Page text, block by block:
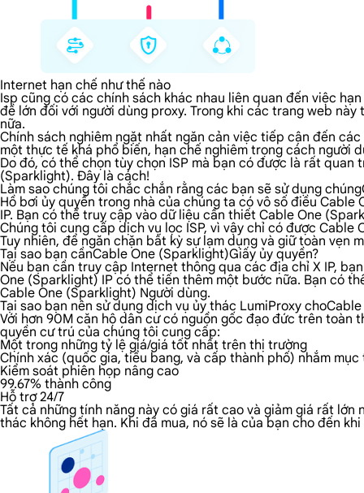
Internet hạn chế như thế nào
Isp cũng có các chính sách khác nhau liên quan đến việc
đề lớn đối với người dùng proxy. Trong khi các trang web
nữa.
Chính sách nghiêm ngặt nhất ngăn cản việc tiếp cận đến
một thực tế khá phổ biến, hạn chế nghiêm trọng cách người
Do đó, có thể chọn tùy chọn ISP mà bạn có được là rất
(Sparklight). Đây là cách!
Làm sao chúng tôi chắc chắn rằng các bạn sẽ sử dụng
Hồ bơi ủy quyền trong nhà của chúng ta có vô số điều
IP. Bạn có thể truy cập vào dữ liệu cần thiết Cable One
Chúng tôi cung cấp dịch vụ lọc ISP, vì vậy chỉ có được
Tuy nhiên, để ngăn chặn bất kỳ sự lạm dụng và giữ toàn
Tại sao bạn cầnCable One (Sparklight)Giấy ủy quyền?
Nếu bạn cần truy cập Internet thông qua các địa chỉ X IP,
One (Sparklight) IP có thể tiến thêm một bước nữa. Bạn có
Cable One (Sparklight) Người dùng.
Tại sao bạn nên sử dụng dịch vụ ủy thác LumiProxy
Với hơn 90M căn hộ dân cư có nguồn gốc đạo đức trên toàn
quyền cư trú của chúng tôi cung cấp:
Một trong những tỷ lệ giá/giá tốt nhất trên thị trường
Chính xác (quốc gia, tiểu bang, và cấp thành phố) nhắm mục
Kiểm soát phiên họp nâng cao
99.67% thành công
Hỗ trợ 24/7
Tất cả những tính năng này có giá rất cao và giảm giá rất
thác không hết hạn. Khi đã mua, nó sẽ là của bạn cho đến